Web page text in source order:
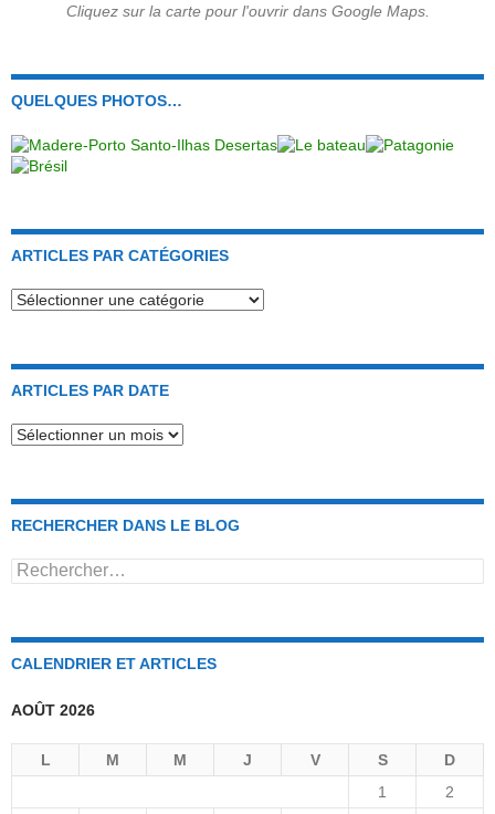
Cliquez sur la carte pour l'ouvrir dans Google Maps.
QUELQUES PHOTOS…
ARTICLES PAR CATÉGORIES
Articles
ARTICLES PAR DATE
Articles
RECHERCHER DANS LE BLOG
Rechercher :
CALENDRIER ET ARTICLES
AOÛT 2026
L M M J V S
D
1
2